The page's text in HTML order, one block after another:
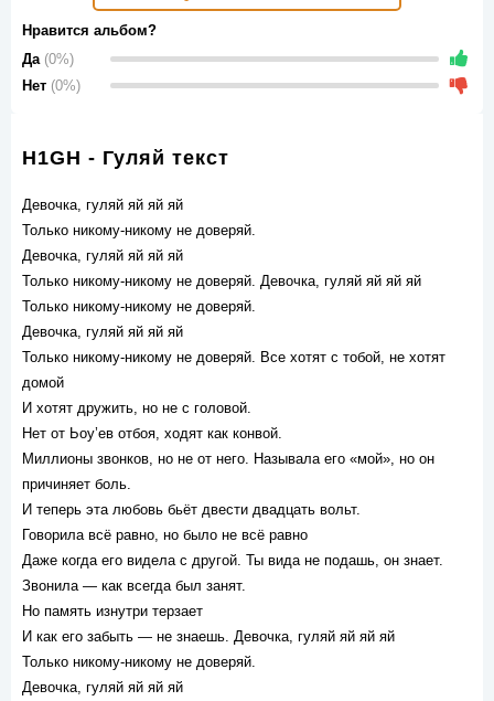
Нравится альбом?
Да (0%)
Нет (0%)
H1GH - Гуляй текст
Девочка, гуляй яй яй яй
Только никому-никому не доверяй.
Девочка, гуляй яй яй яй
Только никому-никому не доверяй. Девочка, гуляй яй яй яй
Только никому-никому не доверяй.
Девочка, гуляй яй яй яй
Только никому-никому не доверяй. Все хотят с тобой, не хотят
домой
И хотят дружить, но не с головой.
Нет от Ьоу’ев отбоя, ходят как конвой.
Миллионы звонков, но не от него. Называла его «мой», но он
причиняет боль.
И теперь эта любовь бьёт двести двадцать вольт.
Говорила всё равно, но было не всё равно
Даже когда его видела с другой. Ты вида не подашь, он знает.
Звонила — как всегда был занят.
Но память изнутри терзает
И как его забыть — не знаешь. Девочка, гуляй яй яй яй
Только никому-никому не доверяй.
Девочка, гуляй яй яй яй